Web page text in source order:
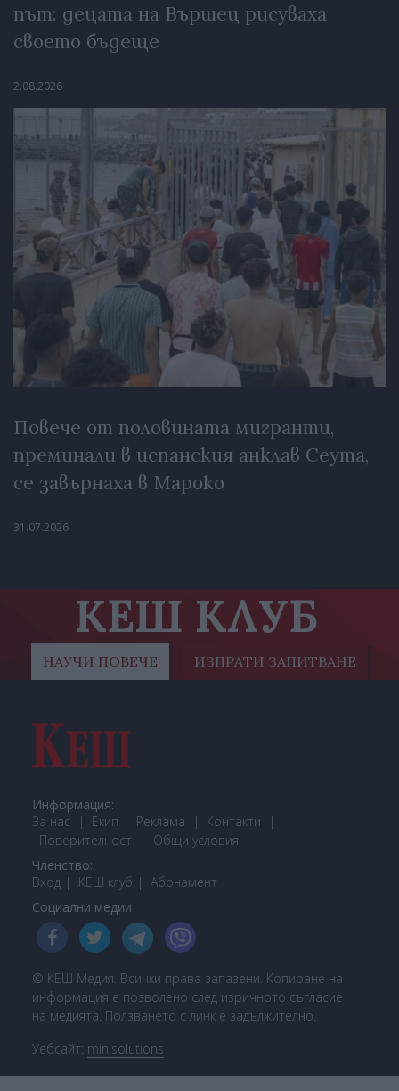
път: децата на Вършец рисуваха
своето бъдеще
2.08.2026
Повече от половината мигранти,
преминали в испанския анклав Сеута,
се завърнаха в Мароко
31.07.2026
КЕШ КЛУБ
НАУЧИ ПОВЕЧЕ ИЗПРАТИ ЗАПИТВАНЕ
Информация:
За нас
Екип Реклама
Контакти
Поверителност
Общи условия
Членство:
Вход
КЕШ клуб Абонамент
Социални медии
© КЕШ Медия. Всички права запазени. Копиране на
информация е позволено след изричното съгласие
на медията. Ползването с линк е задължително.
Уебсайт: min.solutions